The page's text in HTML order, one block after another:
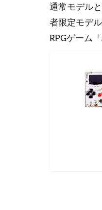
通常モデル
者限定モデ
RPGゲーム